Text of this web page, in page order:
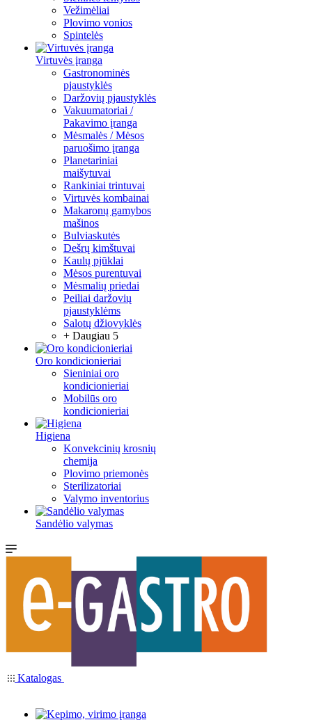
Vežimėliai
Plovimo vonios
Spintelės
Virtuvės įranga
Gastronominės
pjaustyklės
Daržovių pjaustyklės
Vakuumatoriai /
Pakavimo įranga
Mėsmalės / Mėsos
paruošimo įranga
Planetariniai
maišytuvai
Rankiniai trintuvai
Virtuvės kombainai
Makaronų gamybos
mašinos
Bulviaskutės
Dešrų kimštuvai
Kaulų pjūklai
Mėsos purentuvai
Mėsmalių priedai
Peiliai daržovių
pjaustyklėms
Salotų džiovyklės
+ Daugiau 5
Oro kondicionieriai
Sieniniai oro
kondicionieriai
Mobilūs oro
kondicionieriai
Higiena
Konvekcinių krosnių
chemija
Plovimo priemonės
Sterilizatoriai
Valymo inventorius
Sandėlio valymas
Katalogas